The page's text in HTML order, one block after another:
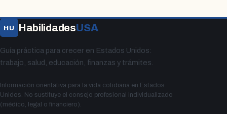
HU HabilidadesUSA
Guía práctica para crecer en Estados Unidos:
trabajo, salud, educación, finanzas y trámites.
Información orientativa para la vida cotidiana en Estados
Unidos. No sustituye el consejo profesional individualizado
(médico, legal o financiero).